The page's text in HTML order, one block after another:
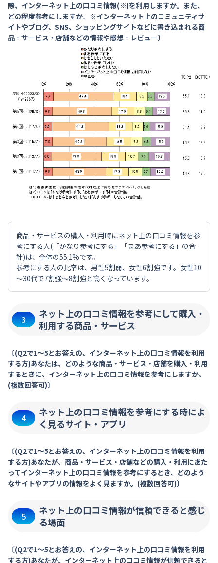
際、インターネット上の口コミ情報(※)を利用しますか。また、
どの程度参考にしますか。※インターネット上のコミュニティサ
イトやブログ、SNS、ショッピングサイトなどに書き込まれる商
品・サービス・店舗などの情報や感想・レビュー〕
商品・サービスの購入・利用時にネット上の口コミ情報を参
考にする人(「かなり参考にする」「まあ参考にする」の合
計)は、全体の55.1%です。
参考にする人の比率は、男性5割弱、女性6割強です。女性10
～30代で7割強～8割強と高くなっています。
3
ネット上の口コミ情報を参考にして購入・
利用する商品・サービス
〔(Q2で1～5とお答えの、インターネット上の口コミ情報を利用
する方)あなたは、どのような商品・サービス・店舗を購入・利用
するときに、インターネット上の口コミ情報を参考にしますか。
(複数回答可)〕
4
ネット上の口コミ情報を参考にする時によ
く見るサイト・アプリ
〔(Q2で1～5とお答えの、インターネット上の口コミ情報を利用
する方)あなたが、商品・サービス・店舗などの購入・利用にあた
ってインターネット上の口コミ情報を参考にするとき、どのよう
なサイトやアプリの情報をよく見ますか。(複数回答可)〕
5
ネット上の口コミ情報が信頼できると感じ
る場面
〔(Q2で1～5とお答えの、インターネット上の口コミ情報を利用
する方)あなたが、インターネット上の口コミ情報が信頼できると